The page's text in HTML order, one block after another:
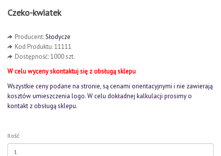
Czeko-kwiatek
Producent:Słodycze
Kod Produktu: 11111
Dostępność: 1000 szt.
W celu wyceny skontaktuj się z obsługą sklepu
Wszystkie ceny podane na stronie, są cenami orientacyjnymi i nie zawierają
kosztów umieszczenia logo. W celu dokładnej kalkulacji prosimy o
kontakt z obsługą sklepu.
Ilość